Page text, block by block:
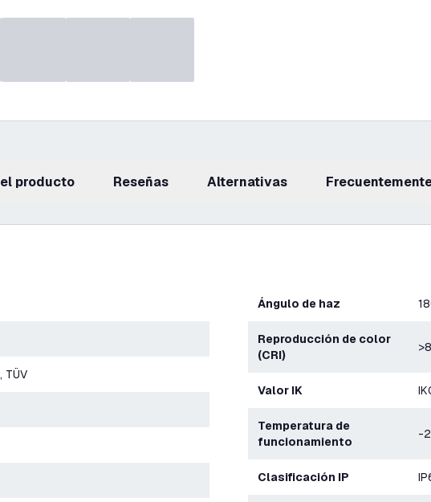
producto reseñas Alternativas
TÜV
Ángulo de haz
Reproducción de color
(CRI)
Valor IK
Temperatura de
funcionamiento
-
Clasificación IP